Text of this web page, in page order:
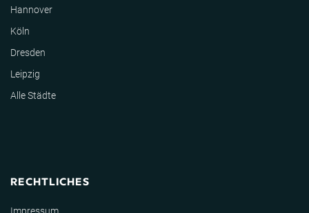
Hannover
Köln
Dresden
Leipzig
Alle Städte
RECHTLICHES